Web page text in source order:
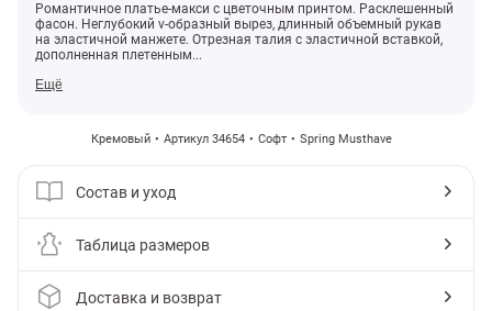
Романтичное платье-макси с цветочным принтом. Расклешенный
фасон. Неглубокий v-образный вырез, длинный объемный рукав
на эластичной манжете. Отрезная талия с эластичной вставкой,
дополненная плетенным...
Ещё
Кремовый Артикул 34654 Софт Spring Musthave
Состав и уход
Таблица размеров
Доставка и возврат